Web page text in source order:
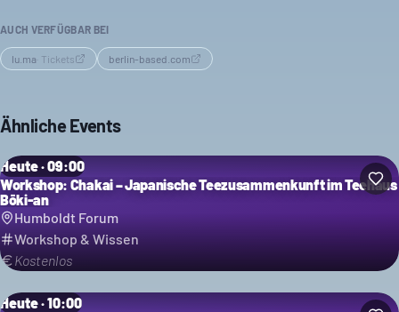
AUCH VERFÜGBAR BEI
lu.ma Tickets berlin-based.com
Ähnliche Events
Heute · 09:00
Workshop: Chakai – Japanische Teezusammenkunft im Teehaus
Bōki-an
Humboldt Forum
Workshop & Wissen
Kostenlos
Heute · 10:00